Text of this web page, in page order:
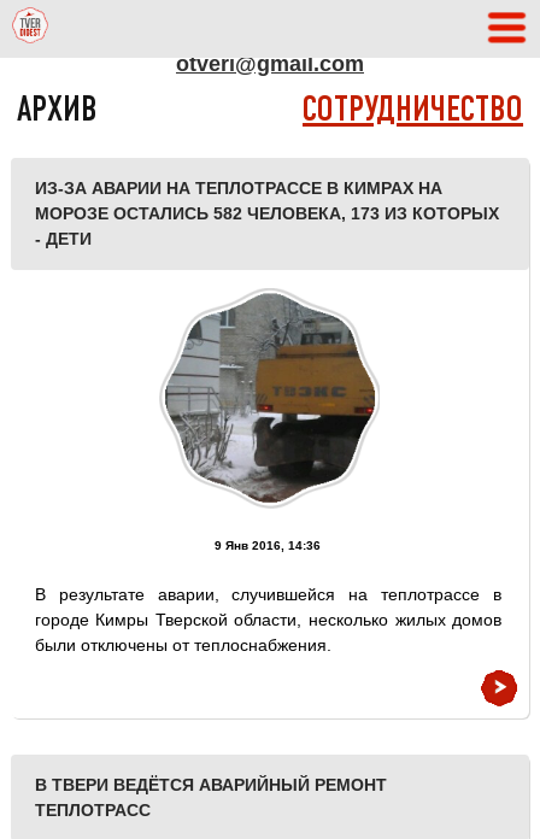
otveri@gmail.com
АРХИВ СОТРУДНИЧЕСТВО
ИЗ-ЗА АВАРИИ НА ТЕПЛОТРАССЕ В КИМРАХ НА
МОРОЗЕ ОСТАЛИСЬ 582 ЧЕЛОВЕКА, 173 ИЗ КОТОРЫХ
- ДЕТИ
9 Янв 2016, 14:36
В результате аварии, случившейся на теплотрассе в
городе Кимры Тверской области, несколько жилых домов
были отключены от теплоснабжения.
В ТВЕРИ ВЕДЁТСЯ АВАРИЙНЫЙ РЕМОНТ
ТЕПЛОТРАСС